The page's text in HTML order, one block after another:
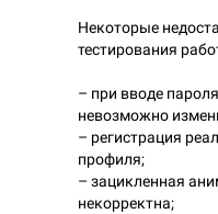
Некоторые
тестирования
– при вводе
невозможно
– регистрация
профиля;
– зацикленная
некорректна;